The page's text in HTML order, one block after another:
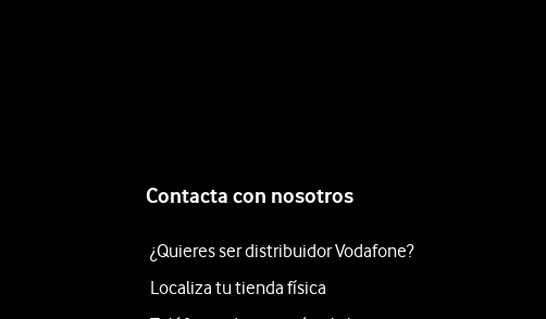
Contacta con nosotros
¿Quieres ser distribuidor Vodafone?
Localiza tu tienda física